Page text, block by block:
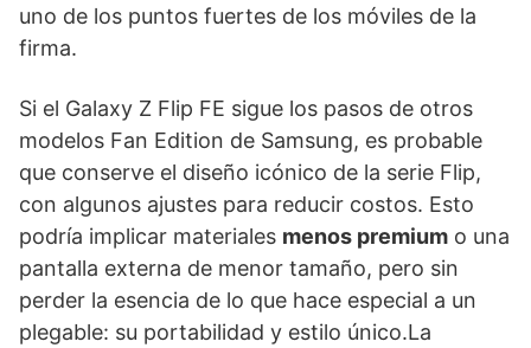
uno de los puntos fuertes de los móviles de la
firma.
Si el Galaxy Z Flip FE sigue los pasos de otros
modelos Fan Edition de Samsung, es probable
que conserve el diseño icónico de la serie Flip,
con algunos ajustes para reducir costos. Esto
podría implicar materiales menos premium o una
pantalla externa de menor tamaño, pero sin
perder la esencia de lo que hace especial a un
plegable: su portabilidad y estilo único.La